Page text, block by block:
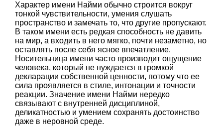
Характер имени Найми обычно строится вокруг
тонкой чувствительности, умения слушать
пространство и замечать то, что другие пропускают.
В таком имени есть редкая способность не давить
на мир, а входить в него мягко, почти незаметно, но
оставлять после себя ясное впечатление.
Носительница имени часто производит ощущение
человека, который не нуждается в громкой
декларации собственной ценности, потому что ее
сила проявляется в стиле, интонации и точности
реакции. Значение имени Найми нередко
связывают с внутренней дисциплиной,
деликатностью и умением сохранять достоинство
даже в неровной среде.